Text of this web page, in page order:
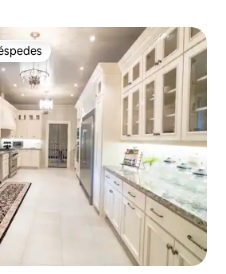
entre huéspedes